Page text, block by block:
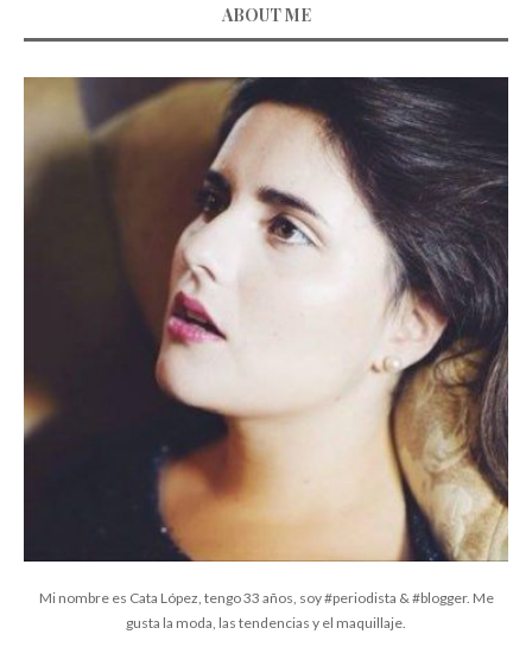
ABOUT ME
Mi nombre es Cata López, tengo 33 años, soy #periodista & #blogger. Me
gusta la moda, las tendencias y el maquillaje.